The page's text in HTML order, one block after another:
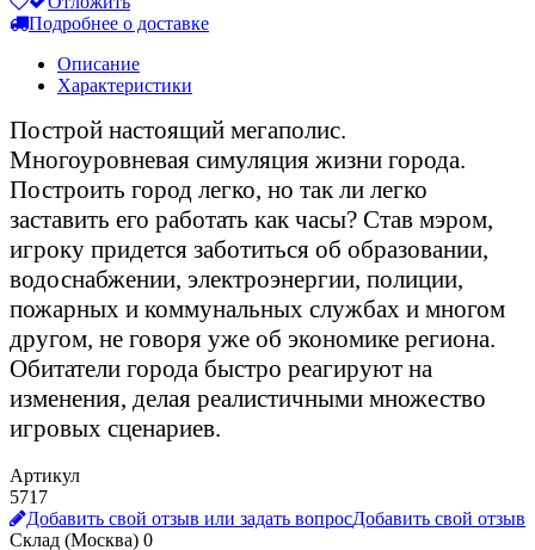
Подробнее о доставке
Описание
Характеристики
Построй настоящий мегаполис.
Многоуровневая симуляция жизни города.
Построить город легко, но так ли легко
заставить его работать как часы? Став мэром,
игроку придется заботиться об образовании,
водоснабжении, электроэнергии, полиции,
пожарных и коммунальных службах и многом
другом, не говоря уже об экономике региона.
Обитатели города быстро реагируют на
изменения, делая реалистичными множество
игровых сценариев.
Артикул
5717
Добавить свой отзыв или задать вопросДобавить свой отзыв
Склад (Москва) 0